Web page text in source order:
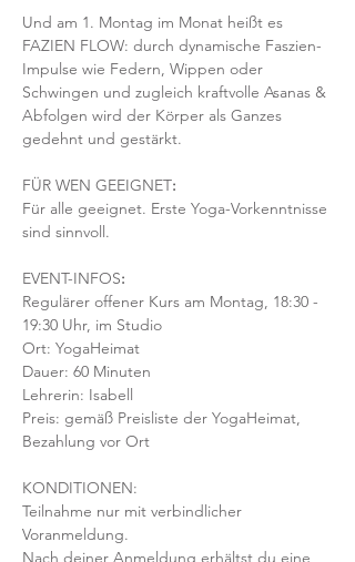
Und am 1. Montag im Monat heißt es
FAZIEN FLOW: durch dynamische Faszien-
Impulse wie Federn, Wippen oder
Schwingen und zugleich kraftvolle Asanas &
Abfolgen wird der Körper als Ganzes
gedehnt und gestärkt.
FÜR WEN GEEIGNET:
Für alle geeignet. Erste Yoga-Vorkenntnisse
sind sinnvoll.
EVENT-INFOS:
Regulärer offener Kurs am Montag, 18:30 -
19:30 Uhr, im Studio
Ort: YogaHeimat
Dauer: 60 Minuten
Lehrerin: Isabell
Preis: gemäß Preisliste der YogaHeimat,
Bezahlung vor Ort
KONDITIONEN:
Teilnahme nur mit verbindlicher
Voranmeldung.
Nach deiner Anmeldung erhältst du eine